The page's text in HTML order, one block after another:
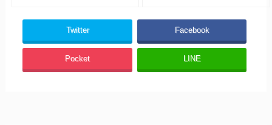
Twitter Facebook
Pocket LINE